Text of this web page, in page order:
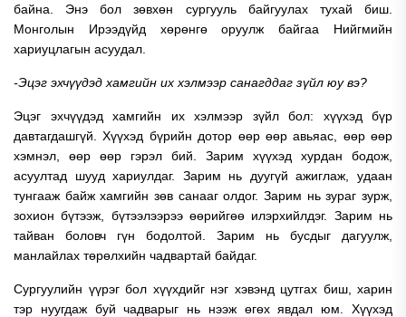
байна. Энэ бол зөвхөн сургууль байгуулах тухай биш.
Монголын Ирээдүйд хөрөнгө оруулж байгаа Нийгмийн
хариуцлагын асуудал.
-Эцэг эхчүүдэд хамгийн их хэлмээр санагддаг зүйл юу вэ?
Эцэг эхчүүдэд хамгийн их хэлмээр зүйл бол: хүүхэд бүр
давтагдашгүй. Хүүхэд бүрийн дотор өөр өөр авьяас, өөр өөр
хэмнэл, өөр өөр гэрэл бий. Зарим хүүхэд хурдан бодож,
асуултад шууд хариулдаг. Зарим нь дуугүй ажиглаж, удаан
тунгааж байж хамгийн зөв санааг олдог. Зарим нь зураг зурж,
зохион бүтээж, бүтээлээрээ өөрийгөө илэрхийлдэг. Зарим нь
тайван боловч гүн бодолтой. Зарим нь бусдыг дагуулж,
манлайлах төрөлхийн чадвартай байдаг.
Сургуулийн үүрэг бол хүүхдийг нэг хэвэнд цутгах биш, харин
тэр нуугдаж буй чадварыг нь нээж өгөх явдал юм. Хүүхэд